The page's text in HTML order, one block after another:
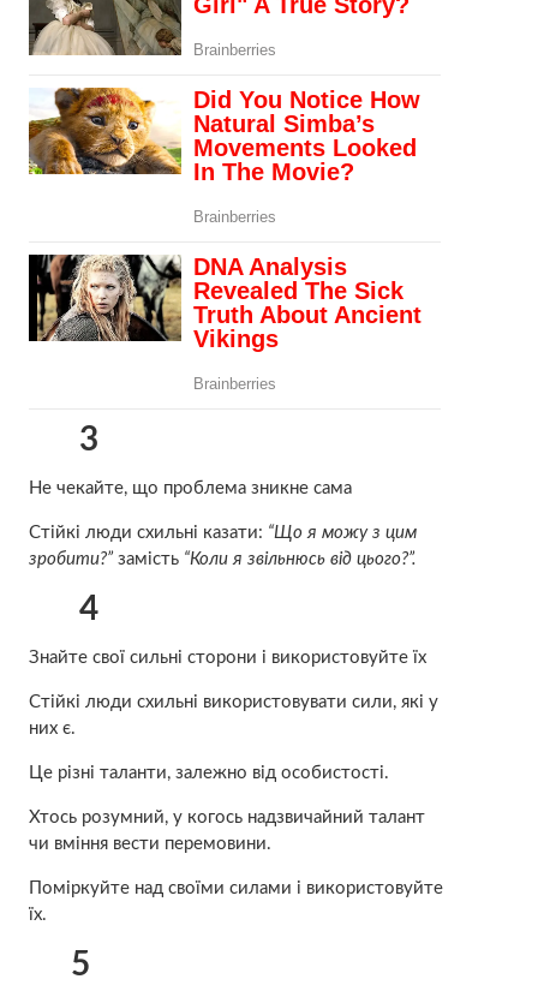
3
Не чекайте, що проблема зникне сама
Стійкі люди схильні казати: “Що я можу з цим
зробити?” замість “Коли я звільнюсь від цього?”.
4
Знайте свої сильні сторони і використовуйте їх
Стійкі люди схильні використовувати сили, які у
них є.
Це різні таланти, залежно від особистості.
Хтось розумний, у когось надзвичайний талант
чи вміння вести перемовини.
Поміркуйте над своїми силами і використовуйте
їх.
5